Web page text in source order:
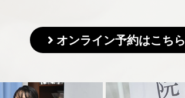
オンライン予約はこちら